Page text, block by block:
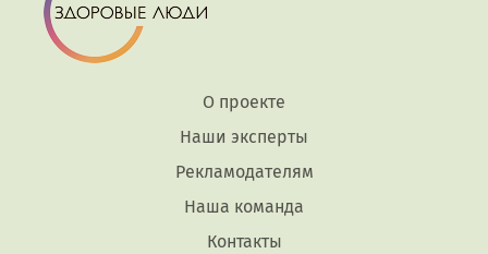
О проекте
Наши эксперты
Рекламодателям
Наша команда
Контакты